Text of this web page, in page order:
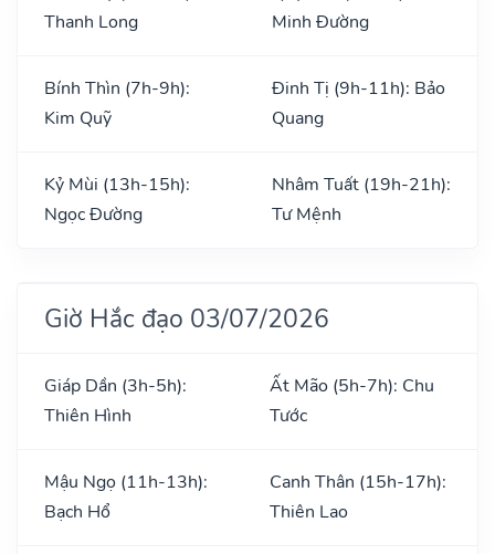
Thanh Long
Minh Đường
Bính Thìn (7h-9h):
Kim Quỹ
Đinh Tị (9h-11h): Bảo
Quang
Kỷ Mùi (13h-15h):
Ngọc Đường
Nhâm Tuất (19h-21h):
Tư Mệnh
Giờ Hắc đạo 03/07/2026
Giáp Dần (3h-5h):
Thiên Hình
Ất Mão (5h-7h): Chu
Tước
Mậu Ngọ (11h-13h):
Bạch Hổ
Canh Thân (15h-17h):
Thiên Lao